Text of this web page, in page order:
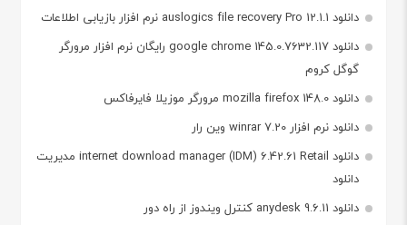
دانلود auslogics file recovery Pro 12.1.1 نرم افزار بازیابی اطلاعات
دانلود google chrome 145.0.7632.117 رایگان نرم افزار مرورگر
گوگل کروم
دانلود mozilla firefox 148.0 مرورگر موزیلا فایرفاکس
دانلود نرم افزار winrar 7.20 وین رار
دانلود internet download manager (IDM) 6.42.61 Retail مدیریت
دانلود
دانلود anydesk 9.6.11 کنترل ویندوز از راه دور